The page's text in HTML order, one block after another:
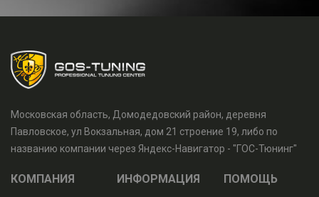
Московская область, Домодедовский район, деревня
Павловское, ул Вокзальная, дом 21 строение 19, либо по
названию компании через Яндекс-Навигатор - "ГОС-Тюнинг"
КОМПАНИЯ ИНФОРМАЦИЯ ПОМОЩЬ